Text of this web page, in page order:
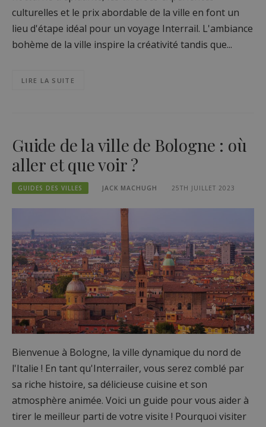
culturelles et le prix abordable de la ville en font un
lieu d'étape idéal pour un voyage Interrail. L'ambiance
bohème de la ville inspire la créativité tandis que...
LIRE LA SUITE
Guide de la ville de Bologne : où
aller et que voir ?
GUIDES DES VILLES JACK MACHUGH 25TH JUILLET 2023
Bienvenue à Bologne, la ville dynamique du nord de
l'Italie ! En tant qu'Interrailer, vous serez comblé par
sa riche histoire, sa délicieuse cuisine et son
atmosphère animée. Voici un guide pour vous aider à
tirer le meilleur parti de votre visite ! Pourquoi visiter